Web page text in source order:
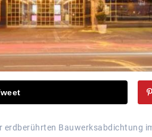
erdberührten Bauwerksabdichtung